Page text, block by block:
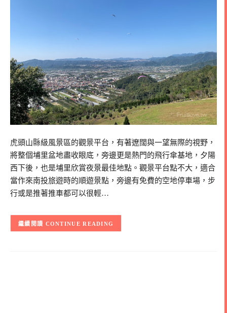
虎頭山縣級風景區的觀景平台，有著遼闊與一望無際的視野，
將整個埔里盆地盡收眼底，旁邊更是熱門的飛行傘基地，夕陽
西下後，也是埔里欣賞夜景最佳地點。觀景平台點不大，適合
當作來南投旅遊時的順遊景點，旁邊有免費的空地停車場，步
行或是推著推車都可以很輕…
CONTINUE READING